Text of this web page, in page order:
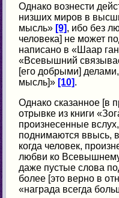
Однако вознести
низших миров в
мысль» [9], ибо без
человека] не может
написано в «Шаар
«Всевышний
[его добрыми]
мысль]» [10].
Однако сказанное [в
отрывке из книги
произнесенные
поднимаются ввысь,
когда человек,
любви ко
даже пустые слова
более [это верно в
«награда всегда